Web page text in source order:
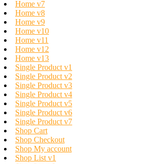
Home v7
Home v8
Home v9
Home v10
Home v11
Home v12
Home v13
Single Product v1
Single Product v2
Single Product v3
Single Product v4
Single Product v5
Single Product v6
Single Product v7
Shop Cart
Shop Checkout
Shop My account
Shop List v1